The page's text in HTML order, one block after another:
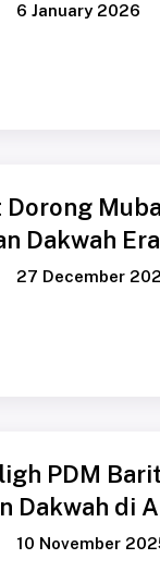
6 January 2026
Dorong
Dakwah
27 December
PDM
Dakwah di
10 November